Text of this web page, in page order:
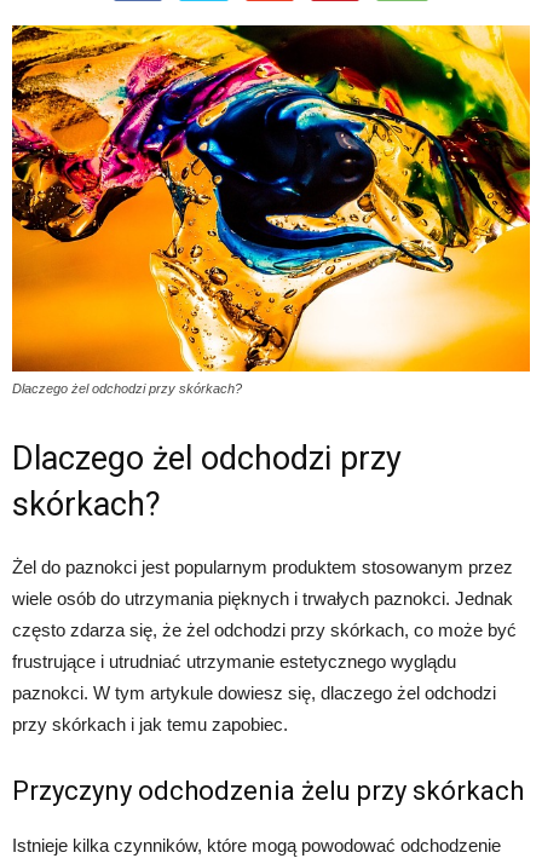
Dlaczego żel odchodzi przy skórkach?
Dlaczego żel odchodzi przy
skórkach?
Żel do paznokci jest popularnym produktem stosowanym przez
wiele osób do utrzymania pięknych i trwałych paznokci. Jednak
często zdarza się, że żel odchodzi przy skórkach, co może być
frustrujące i utrudniać utrzymanie estetycznego wyglądu
paznokci. W tym artykule dowiesz się, dlaczego żel odchodzi
przy skórkach i jak temu zapobiec.
Przyczyny odchodzenia żelu przy skórkach
Istnieje kilka czynników, które mogą powodować odchodzenie